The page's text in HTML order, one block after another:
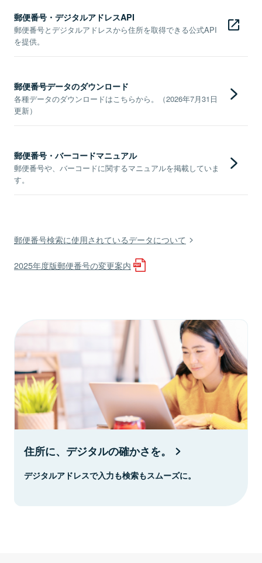
郵便番号・デジタルアドレスAPI
郵便番号とデジタルアドレスから住所を取得できる公式API
を提供。
郵便番号データのダウンロード
各種データのダウンロードはこちらから。（2026年7月31日
更新）
郵便番号・バーコードマニュアル
郵便番号や、バーコードに関するマニュアルを掲載していま
す。
郵便番号検索に使用されているデータについて
2025年度版郵便番号の変更案内
住所に、デジタルの確かさを。
デジタルアドレスで入力も検索もスムーズに。